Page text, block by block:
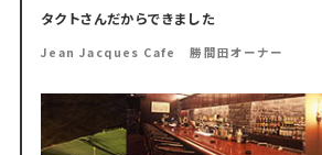
タクトさんだからできました
Jean Jacques Cafe 勝間田オーナー